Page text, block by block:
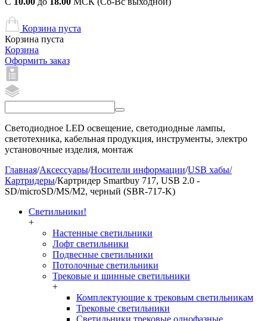
Корзина пуста
Корзина пуста
Корзина
Оформить заказ
Светодиодное LED освещение, светодиодные лампы,
светотехника, кабельная продукция, инструменты, электро
установочные изделия, монтаж
Главная/Аксессуары/Носители информации/USB хабы/
Картридеры/Картридер Smartbuy 717, USB 2.0 -
SD/microSD/MS/M2, черный (SBR-717-K)
Светильники!
+
Настенные светильники
Лофт светильники
Подвесные светильники
Потолочные светильники
Трековые и шинные светильники
+
Комплектующие к трековым светильникам
Трековые светильники
Светильники трековые однофазные